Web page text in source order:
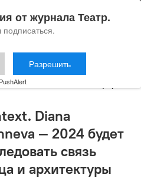
хлебозавод
Diana
— 2024 будет
связь
и архитектуры
от журнала Театр.
Разрешить